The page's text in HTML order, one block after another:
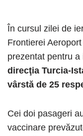
În cursul zilei de
Frontierei
prezentat pentru
direcţia Turcia-
vârstă de 25
Cei doi pasageri
vaccinare